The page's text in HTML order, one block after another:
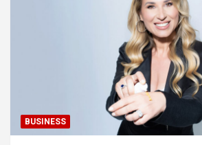
BUSINESS